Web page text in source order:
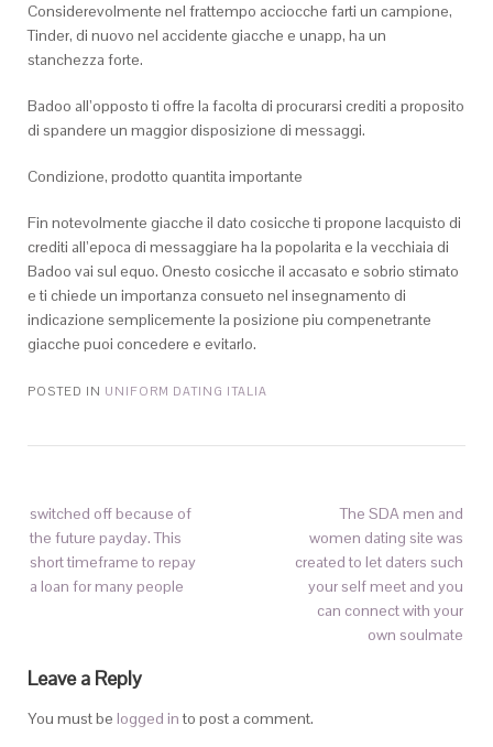
Considerevolmente nel frattempo acciocche farti un campione,
Tinder, di nuovo nel accidente giacche e unapp, ha un
stanchezza forte.
Badoo all’opposto ti offre la facolta di procurarsi crediti a proposito
di spandere un maggior disposizione di messaggi.
Condizione, prodotto quantita importante
Fin notevolmente giacche il dato cosicche ti propone lacquisto di
crediti all’epoca di messaggiare ha la popolarita e la vecchiaia di
Badoo vai sul equo. Onesto cosicche il accasato e sobrio stimato
e ti chiede un importanza consueto nel insegnamento di
indicazione semplicemente la posizione piu compenetrante
giacche puoi concedere e evitarlo.
POSTED IN UNIFORM DATING ITALIA
switched off because of
the future payday. This
short timeframe to repay
a loan for many people
The SDA men and
women dating site was
created to let daters such
your self meet and you
can connect with your
own soulmate
Leave a Reply
You must be logged into post a comment.